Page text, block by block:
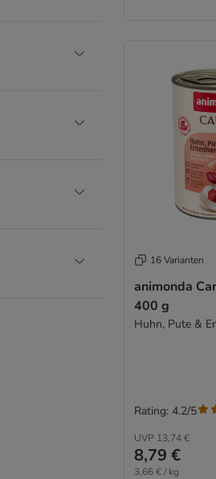
16 Varianten
animonda
400 g
Huhn, Pute &
UVP 13,74 €
8,79 €
3,66 € / kg
Rating: 4.2/5